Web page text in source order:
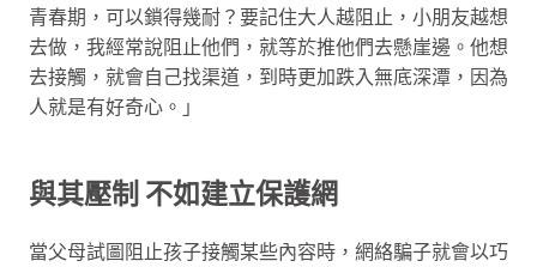
青春期，可以鎖得幾耐？要記住大人越阻止，小朋友越想
去做，我經常說阻止他們，就等於推他們去懸崖邊。他想
去接觸，就會自己找渠道，到時更加跌入無底深潭，因為
人就是有好奇心。」
與其壓制 不如建立保護網
當父母試圖阻止孩子接觸某些內容時，網絡騙子就會以巧